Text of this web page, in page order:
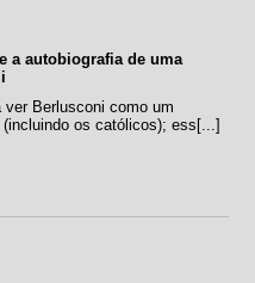
a autobiografia de uma
Berlusconi como um
os católicos); ess[...]